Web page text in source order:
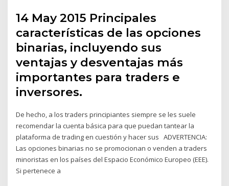
14 May 2015 Principales
características de las opciones
binarias, incluyendo sus
ventajas y desventajas más
importantes para traders e
inversores.
De hecho, a los traders principiantes siempre se les suele
recomendar la cuenta básica para que puedan tantear la
plataforma de trading en cuestión y hacer sus ADVERTENCIA:
Las opciones binarias no se promocionan o venden a traders
minoristas en los países del Espacio Económico Europeo (EEE).
Si pertenece a